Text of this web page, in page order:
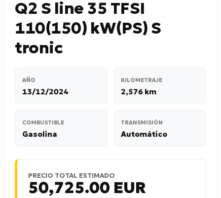
Q2 S line 35 TFSI
110(150) kW(PS) S
tronic
AÑO
13/12/2024
KILOMETRAJE
2,576 km
COMBUSTIBLE
Gasolina
TRANSMISIÓN
Automático
PRECIO TOTAL ESTIMADO
50,725.00 EUR